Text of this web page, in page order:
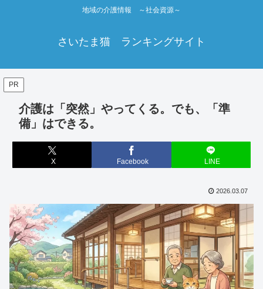
地域の介護情報 ～社会資源～
さいたま猫 ランキングサイト
PR
介護は「突然」やってくる。でも、「準
備」はできる。
X Facebook LINE
2026.03.07